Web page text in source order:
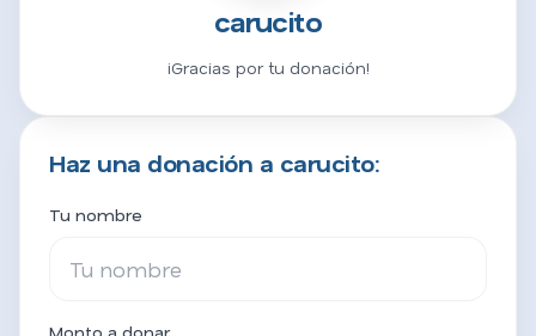
carucito
¡Gracias por tu donación!
Haz una donación a carucito:
Tu nombre